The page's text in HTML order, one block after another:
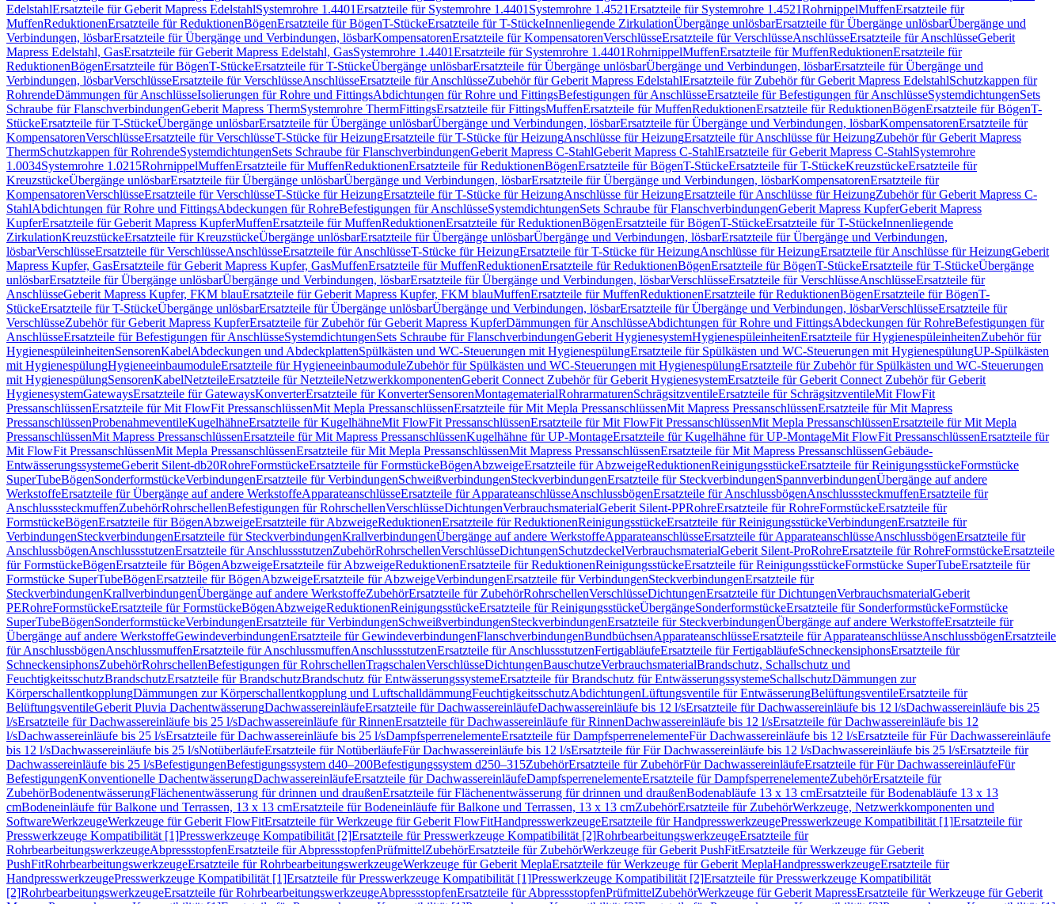
EdelstahlErsatzteile für Geberit Mapress EdelstahlSystemrohre 1.4401Ersatzteile für Systemrohre 1.4401 Systemrohre 1.4521Ersatzteile für Systemrohre 1.4521RohrnippelMuffenErsatzteile für
MuffenReduktionenErsatzteile für ReduktionenBögenErsatzteile für BögenT-StückeErsatzteile für T-StückeInnenliegende ZirkulationÜbergänge unlösbarErsatzteile für Übergänge unlösbarÜbergänge und
Verbindungen, lösbarErsatzteile für Übergänge und Verbindungen, lösbarKompensatorenErsatzteile für KompensatorenVerschlüsseErsatzteile für VerschlüsseAnschlüsseErsatzteile für AnschlüsseGeberit
Mapress Edelstahl, GasErsatzteile für Geberit Mapress Edelstahl, GasSystemrohre 1.4401Ersatzteile für Systemrohre 1.4401RohrnippelMuffenErsatzteile für MuffenReduktionenErsatzteile für
ReduktionenBögenErsatzteile für BögenT-StückeErsatzteile für T-StückeÜbergänge unlösbarErsatzteile für Übergänge unlösbarÜbergänge und Verbindungen, lösbarErsatzteile für Übergänge und
Verbindungen, lösbarVerschlüsseErsatzteile für VerschlüsseAnschlüsseErsatzteile für AnschlüsseZubehör für Geberit Mapress EdelstahlErsatzteile für Zubehör für Geberit Mapress EdelstahlSchutzkappen für
RohrendeDämmungen für AnschlüsseIsolierungen für Rohre und FittingsAbdichtungen für Rohre und FittingsBefestigungen für AnschlüsseErsatzteile für Befestigungen für AnschlüsseSystemdichtungenSets
Schraube für FlanschverbindungenGeberit Mapress ThermSystemrohre ThermFittingsErsatzteile für FittingsMuffenErsatzteile für MuffenReduktionenErsatzteile für ReduktionenBögenErsatzteile für BögenT-
StückeErsatzteile für T-StückeÜbergänge unlösbarErsatzteile für Übergänge unlösbarÜbergänge und Verbindungen, lösbarErsatzteile für Übergänge und Verbindungen, lösbarKompensatorenErsatzteile für
KompensatorenVerschlüsseErsatzteile für VerschlüsseT-Stücke für HeizungErsatzteile für T-Stücke für HeizungAnschlüsse für HeizungErsatzteile für Anschlüsse für HeizungZubehör für Geberit Mapress
ThermSchutzkappen für RohrendeSystemdichtungenSets Schraube für FlanschverbindungenGeberit Mapress C-StahlGeberit Mapress C-StahlErsatzteile für Geberit Mapress C-StahlSystemrohre
1.0034Systemrohre 1.0215RohrnippelMuffenErsatzteile für MuffenReduktionenErsatzteile für ReduktionenBögenErsatzteile für BögenT-StückeErsatzteile für T-StückeKreuzstückeErsatzteile für
KreuzstückeÜbergänge unlösbarErsatzteile für Übergänge unlösbarÜbergänge und Verbindungen, lösbarErsatzteile für Übergänge und Verbindungen, lösbarKompensatorenErsatzteile für
KompensatorenVerschlüsseErsatzteile für VerschlüsseT-Stücke für HeizungErsatzteile für T-Stücke für HeizungAnschlüsse für HeizungErsatzteile für Anschlüsse für HeizungZubehör für Geberit Mapress C-
StahlAbdichtungen für Rohre und FittingsAbdeckungen für RohreBefestigungen für AnschlüsseSystemdichtungenSets Schraube für FlanschverbindungenGeberit Mapress KupferGeberit Mapress
KupferErsatzteile für Geberit Mapress KupferMuffenErsatzteile für MuffenReduktionenErsatzteile für ReduktionenBögenErsatzteile für BögenT-StückeErsatzteile für T-StückeInnenliegende
ZirkulationKreuzstückeErsatzteile für KreuzstückeÜbergänge unlösbarErsatzteile für Übergänge unlösbarÜbergänge und Verbindungen, lösbarErsatzteile für Übergänge und Verbindungen,
lösbarVerschlüsseErsatzteile für VerschlüsseAnschlüsseErsatzteile für AnschlüsseT-Stücke für HeizungErsatzteile für T-Stücke für HeizungAnschlüsse für HeizungErsatzteile für Anschlüsse für HeizungGeberit
Mapress Kupfer, GasErsatzteile für Geberit Mapress Kupfer, GasMuffenErsatzteile für MuffenReduktionenErsatzteile für ReduktionenBögenErsatzteile für BögenT-StückeErsatzteile für T-StückeÜbergänge
unlösbarErsatzteile für Übergänge unlösbarÜbergänge und Verbindungen, lösbarErsatzteile für Übergänge und Verbindungen, lösbarVerschlüsseErsatzteile für VerschlüsseAnschlüsseErsatzteile für
AnschlüsseGeberit Mapress Kupfer, FKM blauErsatzteile für Geberit Mapress Kupfer, FKM blauMuffenErsatzteile für MuffenReduktionenErsatzteile für ReduktionenBögenErsatzteile für BögenT-
StückeErsatzteile für T-StückeÜbergänge unlösbarErsatzteile für Übergänge unlösbarÜbergänge und Verbindungen, lösbarErsatzteile für Übergänge und Verbindungen, lösbarVerschlüsseErsatzteile für
VerschlüsseZubehör für Geberit Mapress KupferErsatzteile für Zubehör für Geberit Mapress KupferDämmungen für AnschlüsseAbdichtungen für Rohre und FittingsAbdeckungen für RohreBefestigungen für
AnschlüsseErsatzteile für Befestigungen für AnschlüsseSystemdichtungenSets Schraube für FlanschverbindungenGeberit HygienesystemHygienespüleinheitenErsatzteile für HygienespüleinheitenZubehör für
HygienespüleinheitenSensorenKabelAbdeckungen und AbdeckplattenSpülkästen und WC-Steuerungen mit HygienespülungErsatzteile für Spülkästen und WC-Steuerungen mit HygienespülungUP-Spülkästen
mit HygienespülungHygieneeinbaumoduleErsatzteile für HygieneeinbaumoduleZubehör für Spülkästen und WC-Steuerungen mit HygienespülungErsatzteile für Zubehör für Spülkästen und WC-Steuerungen
mit HygienespülungSensorenKabelNetzteileErsatzteile für NetzteileNetzwerkkomponentenGeberit Connect Zubehör für Geberit HygienesystemErsatzteile für Geberit Connect Zubehör für Geberit
HygienesystemGatewaysErsatzteile für GatewaysKonverterErsatzteile für KonverterSensorenMontagematerialRohrarmaturenSchrägsitzventileErsatzteile für SchrägsitzventileMit FlowFit
PressanschlüssenErsatzteile für Mit FlowFit PressanschlüssenMit Mepla PressanschlüssenErsatzteile für Mit Mepla PressanschlüssenMit Mapress PressanschlüssenErsatzteile für Mit Mapress
PressanschlüssenProbenahmeventileKugelhähneErsatzteile für KugelhähneMit FlowFit PressanschlüssenErsatzteile für Mit FlowFit PressanschlüssenMit Mepla PressanschlüssenErsatzteile für Mit Mepla
PressanschlüssenMit Mapress PressanschlüssenErsatzteile für Mit Mapress PressanschlüssenKugelhähne für UP-MontageErsatzteile für Kugelhähne für UP-MontageMit FlowFit PressanschlüssenErsatzteile für
Mit FlowFit PressanschlüssenMit Mepla PressanschlüssenErsatzteile für Mit Mepla PressanschlüssenMit Mapress PressanschlüssenErsatzteile für Mit Mapress PressanschlüssenGebäude-
EntwässerungssystemeGeberit Silent-db20RohreFormstückeErsatzteile für FormstückeBögenAbzweigeErsatzteile für AbzweigeReduktionenReinigungsstückeErsatzteile für ReinigungsstückeFormstücke
SuperTubeBögenSonderformstückeVerbindungenErsatzteile für VerbindungenSchweißverbindungenSteckverbindungenErsatzteile für SteckverbindungenSpannverbindungenÜbergänge auf andere
WerkstoffeErsatzteile für Übergänge auf andere WerkstoffeApparateanschlüsseErsatzteile für ApparateanschlüsseAnschlussbögenErsatzteile für AnschlussbögenAnschlusssteckmuffenErsatzteile für
AnschlusssteckmuffenZubehörRohrschellenBefestigungen für RohrschellenVerschlüsseDichtungenVerbrauchsmaterialGeberit Silent-PPRohreErsatzteile für RohreFormstückeErsatzteile für
FormstückeBögenErsatzteile für BögenAbzweigeErsatzteile für AbzweigeReduktionenErsatzteile für ReduktionenReinigungsstückeErsatzteile für ReinigungsstückeVerbindungenErsatzteile für
VerbindungenSteckverbindungenErsatzteile für SteckverbindungenKrallverbindungenÜbergänge auf andere WerkstoffeApparateanschlüsseErsatzteile für ApparateanschlüsseAnschlussbögenErsatzteile für
AnschlussbögenAnschlussstutzenErsatzteile für AnschlussstutzenZubehörRohrschellenVerschlüsseDichtungenSchutzdeckelVerbrauchsmaterialGeberit Silent-ProRohreErsatzteile für RohreFormstückeErsatzteile
für FormstückeBögenErsatzteile für BögenAbzweigeErsatzteile für AbzweigeReduktionenErsatzteile für ReduktionenReinigungsstückeErsatzteile für ReinigungsstückeFormstücke SuperTubeErsatzteile für
Formstücke SuperTubeBögenErsatzteile für BögenAbzweigeErsatzteile für AbzweigeVerbindungenErsatzteile für VerbindungenSteckverbindungenErsatzteile für
SteckverbindungenKrallverbindungenÜbergänge auf andere WerkstoffeZubehörErsatzteile für ZubehörRohrschellenVerschlüsseDichtungenErsatzteile für DichtungenVerbrauchsmaterialGeberit
PERohreFormstückeErsatzteile für FormstückeBögenAbzweigeReduktionenReinigungsstückeErsatzteile für ReinigungsstückeÜbergängeSonderformstückeErsatzteile für SonderformstückeFormstücke
SuperTubeBögenSonderformstückeVerbindungenErsatzteile für VerbindungenSchweißverbindungenSteckverbindungenErsatzteile für SteckverbindungenÜbergänge auf andere WerkstoffeErsatzteile für
Übergänge auf andere WerkstoffeGewindeverbindungenErsatzteile für GewindeverbindungenFlanschverbindungenBundbüchsenApparateanschlüsseErsatzteile für ApparateanschlüsseAnschlussbögenErsatzteile
für AnschlussbögenAnschlussmuffenErsatzteile für AnschlussmuffenAnschlussstutzenErsatzteile für AnschlussstutzenFertigabläufeErsatzteile für FertigabläufeSchneckensiphonsErsatzteile für
SchneckensiphonsZubehörRohrschellenBefestigungen für RohrschellenTragschalenVerschlüsseDichtungenBauschutzeVerbrauchsmaterialBrandschutz, Schallschutz und
FeuchtigkeitsschutzBrandschutzErsatzteile für BrandschutzBrandschutz für EntwässerungssystemeErsatzteile für Brandschutz für EntwässerungssystemeSchallschutzDämmungen zur
KörperschallentkopplungDämmungen zur Körperschallentkopplung und LuftschalldämmungFeuchtigkeitsschutzAbdichtungenLüftungsventile für EntwässerungBelüftungsventileErsatzteile für
BelüftungsventileGeberit Pluvia DachentwässerungDachwassereinläufeErsatzteile für DachwassereinläufeDachwassereinläufe bis 12 l/sErsatzteile für Dachwassereinläufe bis 12 l/sDachwassereinläufe bis 25
l/sErsatzteile für Dachwassereinläufe bis 25 l/sDachwassereinläufe für RinnenErsatzteile für Dachwassereinläufe für RinnenDachwassereinläufe bis 12 l/sErsatzteile für Dachwassereinläufe bis 12
l/sDachwassereinläufe bis 25 l/sErsatzteile für Dachwassereinläufe bis 25 l/sDampfsperrenelementeErsatzteile für DampfsperrenelementeFür Dachwassereinläufe bis 12 l/sErsatzteile für Für Dachwassereinläufe
bis 12 l/sDachwassereinläufe bis 25 l/sNotüberläufeErsatzteile für NotüberläufeFür Dachwassereinläufe bis 12 l/sErsatzteile für Für Dachwassereinläufe bis 12 l/sDachwassereinläufe bis 25 l/sErsatzteile für
Dachwassereinläufe bis 25 l/sBefestigungenBefestigungssystem d40–200Befestigungssystem d250–315ZubehörErsatzteile für ZubehörFür DachwassereinläufeErsatzteile für Für DachwassereinläufeFür
BefestigungenKonventionelle DachentwässerungDachwassereinläufeErsatzteile für DachwassereinläufeDampfsperrenelementeErsatzteile für DampfsperrenelementeZubehörErsatzteile für
ZubehörBodenentwässerungFlächenentwässerung für drinnen und draußenErsatzteile für Flächenentwässerung für drinnen und draußenBodenabläufe 13 x 13 cmErsatzteile für Bodenabläufe 13 x 13
cmBodeneinläufe für Balkone und Terrassen, 13 x 13 cmErsatzteile für Bodeneinläufe für Balkone und Terrassen, 13 x 13 cmZubehörErsatzteile für ZubehörWerkzeuge, Netzwerkkomponenten und
SoftwareWerkzeugeWerkzeuge für Geberit FlowFitErsatzteile für Werkzeuge für Geberit FlowFitHandpresswerkzeugeErsatzteile für HandpresswerkzeugePresswerkzeuge Kompatibilität [1]Ersatzteile für
Presswerkzeuge Kompatibilität [1]Presswerkzeuge Kompatibilität [2]Ersatzteile für Presswerkzeuge Kompatibilität [2]RohrbearbeitungswerkzeugeErsatzteile für
RohrbearbeitungswerkzeugeAbpressstopfenErsatzteile für AbpressstopfenPrüfmittelZubehörErsatzteile für ZubehörWerkzeuge für Geberit PushFitErsatzteile für Werkzeuge für Geberit
PushFitRohrbearbeitungswerkzeugeErsatzteile für RohrbearbeitungswerkzeugeWerkzeuge für Geberit MeplaErsatzteile für Werkzeuge für Geberit MeplaHandpresswerkzeugeErsatzteile für
HandpresswerkzeugePresswerkzeuge Kompatibilität [1]Ersatzteile für Presswerkzeuge Kompatibilität [1]Presswerkzeuge Kompatibilität [2]Ersatzteile für Presswerkzeuge Kompatibilität
[2]RohrbearbeitungswerkzeugeErsatzteile für RohrbearbeitungswerkzeugeAbpressstopfenErsatzteile für AbpressstopfenPrüfmittelZubehörWerkzeuge für Geberit MapressErsatzteile für Werkzeuge für Geberit